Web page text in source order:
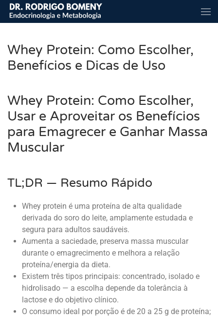
Whey Protein: Como Escolher,
Benefícios e Dicas de Uso
Whey Protein: Como Escolher,
Usar e Aproveitar os Benefícios
para Emagrecer e Ganhar Massa
Muscular
TL;DR — Resumo Rápido
Whey protein é uma proteína de alta qualidade
derivada do soro do leite, amplamente estudada e
segura para adultos saudáveis.
Aumenta a saciedade, preserva massa muscular
durante o emagrecimento e melhora a relação
proteína/energia da dieta.
Existem três tipos principais: concentrado, isolado e
hidrolisado — a escolha depende da tolerância à
lactose e do objetivo clínico.
O consumo ideal por porção é de 20 a 25 g de proteína;